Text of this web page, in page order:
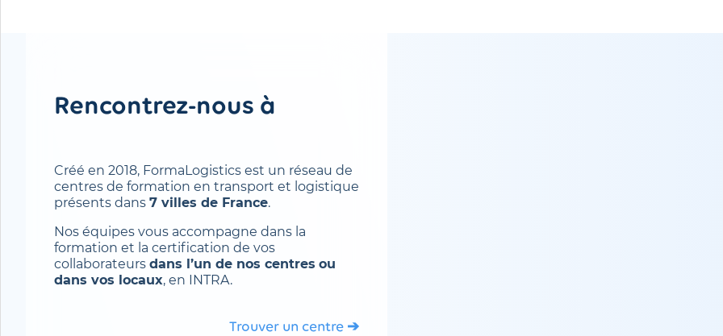
Rencontrez-nous à
Créé en 2018, FormaLogistics est un réseau de
centres de formation en transport et logistique
présents dans 7 villes de France.
Nos équipes vous accompagne dans la
formation et la certification de vos
collaborateurs dans l’un de nos centres ou
dans vos locaux, en INTRA.
Trouver un centre ➔